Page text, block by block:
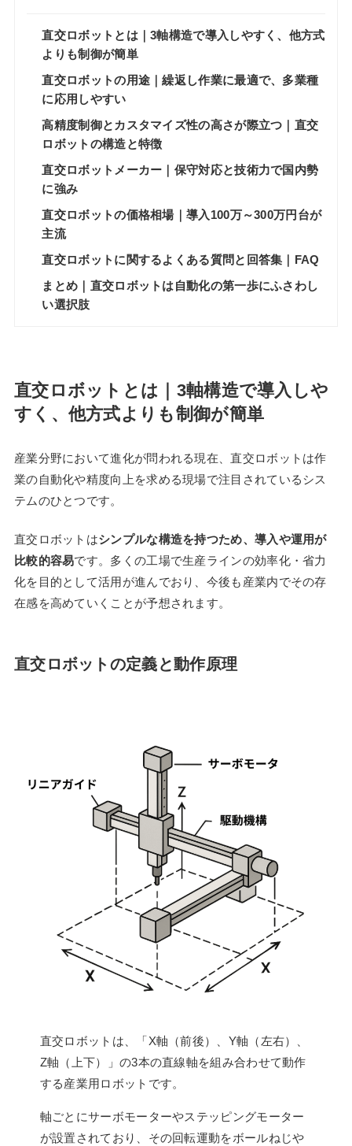
直交ロボットとは｜3軸構造で導入しやすく、他方式
よりも制御が簡単
直交ロボットの用途｜繰返し作業に最適で、多業種
に応用しやすい
高精度制御とカスタマイズ性の高さが際立つ｜直交
ロボットの構造と特徴
直交ロボットメーカー｜保守対応と技術力で国内勢
に強み
直交ロボットの価格相場｜導入100万～300万円台が
主流
直交ロボットに関するよくある質問と回答集｜FAQ
まとめ｜直交ロボットは自動化の第一歩にふさわし
い選択肢
直交ロボットとは｜3軸構造で導入しや
すく、他方式よりも制御が簡単
産業分野において進化が問われる現在、直交ロボットは作
業の自動化や精度向上を求める現場で注目されているシス
テムのひとつです。
直交ロボットはシンプルな構造を持つため、導入や運用が
比較的容易です。多くの工場で生産ラインの効率化・省力
化を目的として活用が進んでおり、今後も産業内でその存
在感を高めていくことが予想されます。
直交ロボットの定義と動作原理
直交ロボットは、「X軸（前後）、Y軸（左右）、
Z軸（上下）」の3本の直線軸を組み合わせて動作
する産業用ロボットです。
軸ごとにサーボモーターやステッピングモーター
が設置されており、その回転運動をボールねじや